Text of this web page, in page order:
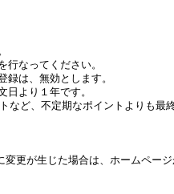
なってください。
は、無効とします。
より１年です。
など、不定期なポイントよりも最
更が生じた場合は、ホームペー